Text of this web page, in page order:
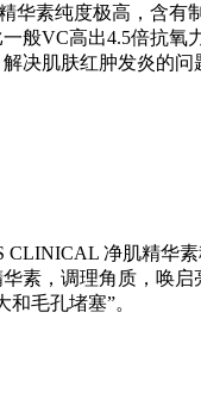
素纯度极高，含有
般VC高出4.5倍抗
决肌肤红肿发炎的
净肌精华素
素，调理角质，唤
毛孔堵塞”。